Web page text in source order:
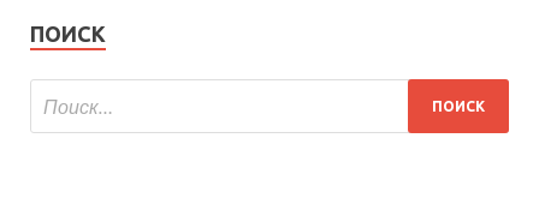
ПОИСК